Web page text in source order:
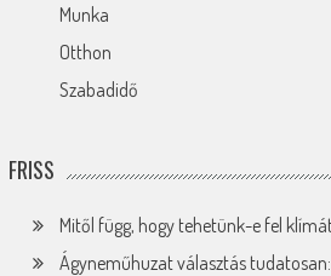
Munka
Otthon
Szabadidő
FRISS
Mitől függ, hogy tehetünk-e fel
Ágyneműhuzat választás